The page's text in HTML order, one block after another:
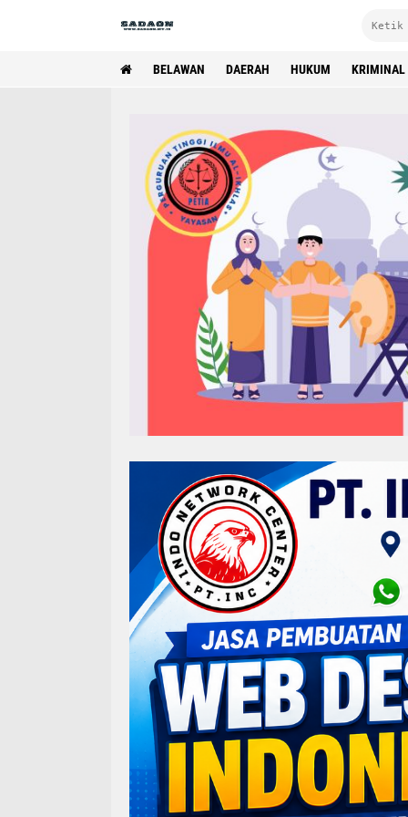
BELAWAN DAERAH HUKUM KRIMINAL